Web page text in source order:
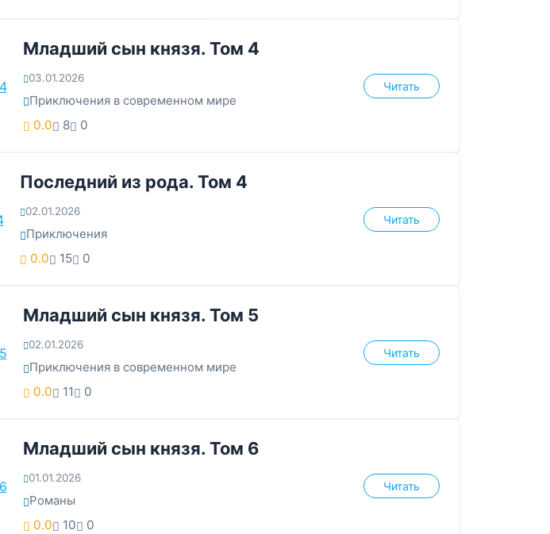
Младший сын князя. Том 4
03.01.2026
Приключения в современном мире
0.0
8 0
Читать
Последний из рода. Том 4
02.01.2026
Приключения
0.0
15 0
Читать
Младший сын князя. Том 5
02.01.2026
Приключения в современном мире
0.0
11 0
Читать
Младший сын князя. Том 6
01.01.2026
Романы
0.0
10 0
Читать